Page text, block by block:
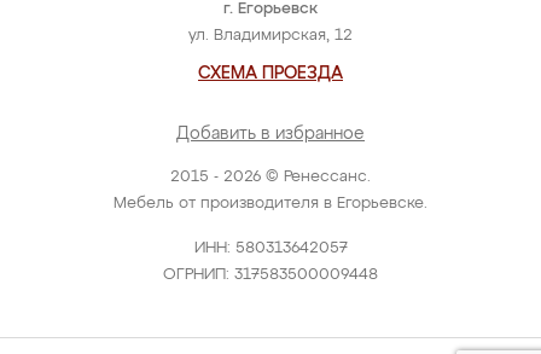
2015 - 2026 © Ренессанс.
Мебель от производителя в Егорьевске.
ИНН: 580313642057
ОГРНИП: 317583500009448
г. Егорьевск
ул. Владимирская, 12
СХЕМА ПРОЕЗДА
Добавить в избранное